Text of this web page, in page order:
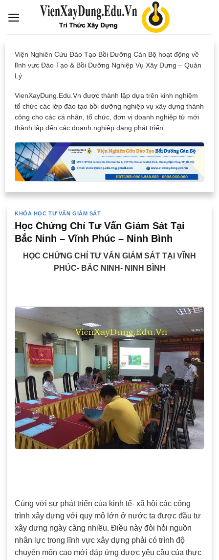
Viện Nghiên Cứu Đào Tạo Bồi Dưỡng Cán Bộ hoạt động về
lĩnh vực Đào Tạo & Bồi Dưỡng Nghiệp Vụ Xây Dựng – Quản
Lý.
VienXayDung.Edu.Vn được thành lập dựa trên kinh nghiệm
tổ chức các lớp đào tạo bồi dưỡng nghiệp vụ xây dựng thành
công cho các cá nhân, tổ chức, đơn vị doanh nghiệp từ mới
thành lập đến các doanh nghiệp đang phát triển.
KHÓA HỌC TƯ VẤN GIÁM SÁT
Học Chứng Chỉ Tư Vấn Giám Sát Tại
Bắc Ninh – Vĩnh Phúc – Ninh Bình
HỌC CHỨNG CHỈ TƯ VẤN GIÁM SÁT TẠI VĨNH
PHÚC- BẮC NINH- NINH BÌNH
Cùng với sự phát triển của kinh tế- xã hội các công
trình xây dựng với quy mô lớn ở nước ta được đầu tư
xây dưng ngày càng nhiều. Điều này đòi hỏi nguồn
nhân lực trong lĩnh vực xây dựng phải có trình độ
chuyên môn cao mới đáp ứng được yêu cầu của thực